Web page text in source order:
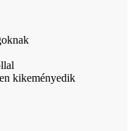
kikeményedik